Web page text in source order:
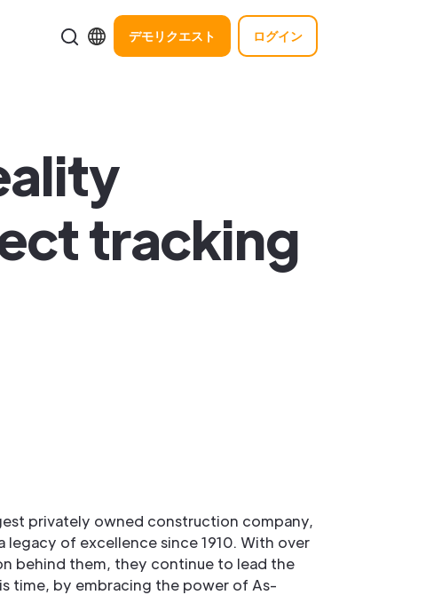
デモリクエスト ログイン
tracking
privately owned construction company,
legacy of excellence since 1910. With over
behind them, they continue to lead the
time, by embracing the power of As-